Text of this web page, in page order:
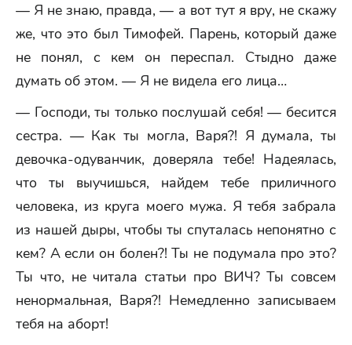
— Я не знаю, правда, — а вот тут я вру, не скажу
же, что это был Тимофей. Парень, который даже
не понял, с кем он переспал. Стыдно даже
думать об этом. — Я не видела его лица…
— Господи, ты только послушай себя! — бесится
сестра. — Как ты могла, Варя?! Я думала, ты
девочка-одуванчик, доверяла тебе! Надеялась,
что ты выучишься, найдем тебе приличного
человека, из круга моего мужа. Я тебя забрала
из нашей дыры, чтобы ты спуталась непонятно с
кем? А если он болен?! Ты не подумала про это?
Ты что, не читала статьи про ВИЧ? Ты совсем
ненормальная, Варя?! Немедленно записываем
тебя на аборт!